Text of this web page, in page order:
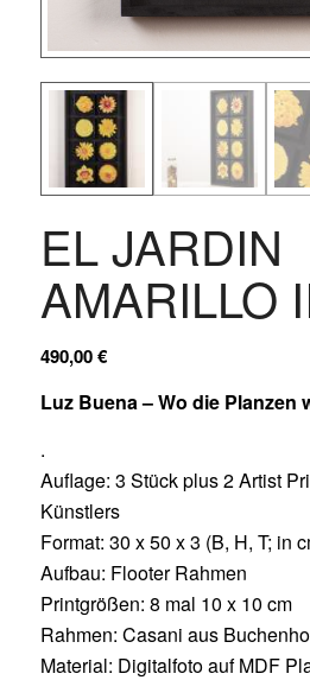
EL JARDIN
AMARILLO
490,00€
Luz Buena – Wo die Planzen
.
Auflage: 3 Stück plus 2 Artist
Künstlers
Format: 30 x 50 x 3 (B, H, T; in
Aufbau: Flooter Rahmen
Printgrößen: 8 mal 10 x 10 cm
Rahmen: Casani aus
Material: Digitalfoto auf MDF